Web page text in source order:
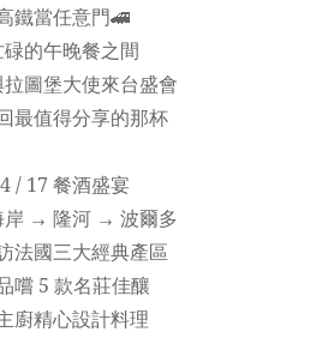
鐵當任意門🚄
的午晚餐之間
圖堡大使來台盛會
最值得分享的那杯
/ 17 餐酒盛宴
岸 → 隆河 → 波爾多
法國三大經典產區
嚐 5 款名莊佳釀
廚精心設計料理